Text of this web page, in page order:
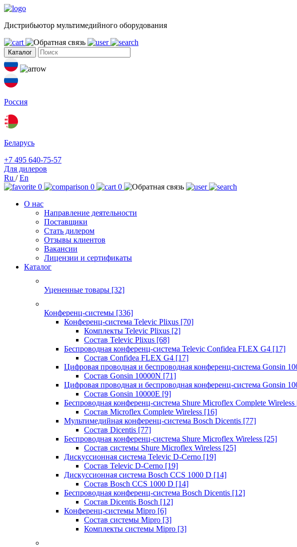
Дистрибьютор мультимедийного оборудования
Каталог
Россия
Беларусь
+7 495 640-75-57
Для дилеров
Ru /En
0
0
0
О нас
Направление деятельности
Поставщики
Стать дилером
Отзывы клиентов
Вакансии
Лицензии и сертификаты
Каталог
Уцененные товары [32]
Конференц-системы [336]
Конференц-система Televic Plixus [70]
Комплекты Televic Plixus [2]
Состав Televic Plixus [68]
Беспроводная конференц-система Televic Confidea FLEX G4 [17]
Состав Confidea FLEX G4 [17]
Цифровая проводная и беспроводная конференц-система Gonsin
Состав Gonsin 10000N [71]
Цифровая проводная и беспроводная конференц-система Gonsin
Состав Gonsin 10000E [9]
Беспроводная конференц-система Shure Microflex Complete Wireless
Состав Microflex Complete Wireless [16]
Мультимедийная конференц-система Bosch Dicentis [77]
Состав Dicentis [77]
Беспроводная конференц-система Shure Microflex Wireless [25]
Состав системы Shure Microflex Wireless [25]
Дискуссионная система Televic D-Cerno [19]
Состав Televic D-Cerno [19]
Дискуссионная система Bosch CCS 1000 D [14]
Состав Bosch CCS 1000 D [14]
Беспроводная конференц-система Bosch Dicentis [12]
Состав Dicentis Bosch [12]
Конференц-системы Mipro [6]
Состав системы Mipro [3]
Комплекты системы Mipro [3]